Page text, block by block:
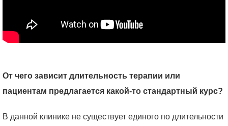
От чего зависит длительность терапии или
пациентам предлагается какой-то стандартный курс?
В данной клинике не существует единого по длительности